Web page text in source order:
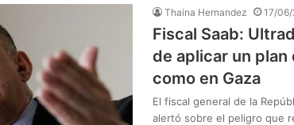
Thaina Hernandez 17/
Fiscal Saab:
de aplicar un
como en Gaza
El fiscal general de la
alertó sobre el peligro que